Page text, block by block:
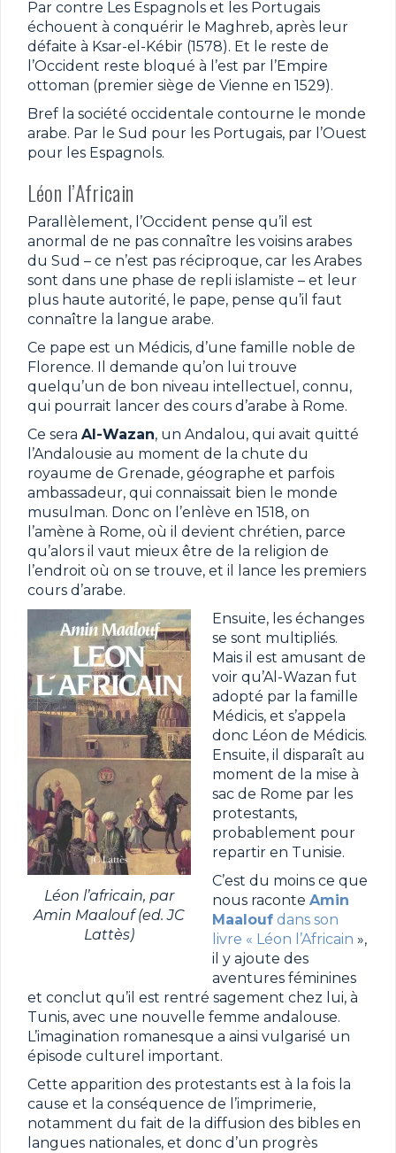
Par contre Les Espagnols et les Portugais
échouent à conquérir le Maghreb, après leur
défaite à Ksar-el-Kébir (1578). Et le reste de
l’Occident reste bloqué à l’est par l’Empire
ottoman (premier siège de Vienne en 1529).
Bref la société occidentale contourne le monde
arabe. Par le Sud pour les Portugais, par l’Ouest
pour les Espagnols.
Léon l’Africain
Parallèlement, l’Occident pense qu’il est
anormal de ne pas connaître les voisins arabes
du Sud – ce n’est pas réciproque, car les Arabes
sont dans une phase de repli islamiste – et leur
plus haute autorité, le pape, pense qu’il faut
connaître la langue arabe.
Ce pape est un Médicis, d’une famille noble de
Florence. Il demande qu’on lui trouve
quelqu’un de bon niveau intellectuel, connu,
qui pourrait lancer des cours d’arabe à Rome.
Ce sera Al-Wazan, un Andalou, qui avait quitté
l’Andalousie au moment de la chute du
royaume de Grenade, géographe et parfois
ambassadeur, qui connaissait bien le monde
musulman. Donc on l’enlève en 1518, on
l’amène à Rome, où il devient chrétien, parce
qu’alors il vaut mieux être de la religion de
l’endroit où on se trouve, et il lance les premiers
cours d’arabe.
Léon l’africain, par
Amin Maalouf (ed. JC
Lattès)
Ensuite, les échanges
se sont multipliés.
Mais il est amusant de
voir qu’Al-Wazan fut
adopté par la famille
Médicis, et s’appela
donc Léon de Médicis.
Ensuite, il disparaît au
moment de la mise à
sac de Rome par les
protestants,
probablement pour
repartir en Tunisie.
C’est du moins ce que
nous raconte Amin
Maalouf dans son
livre « Léon l’Africain »,
il y ajoute des
aventures féminines
et conclut qu’il est rentré sagement chez lui, à
Tunis, avec une nouvelle femme andalouse.
L’imagination romanesque a ainsi vulgarisé un
épisode culturel important.
Cette apparition des protestants est à la fois la
cause et la conséquence de l’imprimerie,
notamment du fait de la diffusion des bibles en
langues nationales, et donc d’un progrès